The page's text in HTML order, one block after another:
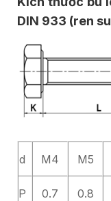
DIN 933 (ren
d M4 M5
P 0.7 0.8